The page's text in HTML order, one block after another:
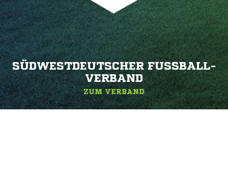
SÜDWESTDEUTSCHER FUSSBALL-V
ERBAND
ZUM VERBAND